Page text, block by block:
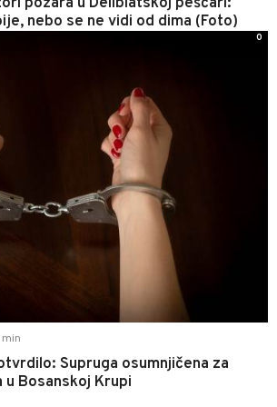
nebo se ne vidi od dima (Foto)
Supruga osumnjičena za
Bosanskoj Krupi
0